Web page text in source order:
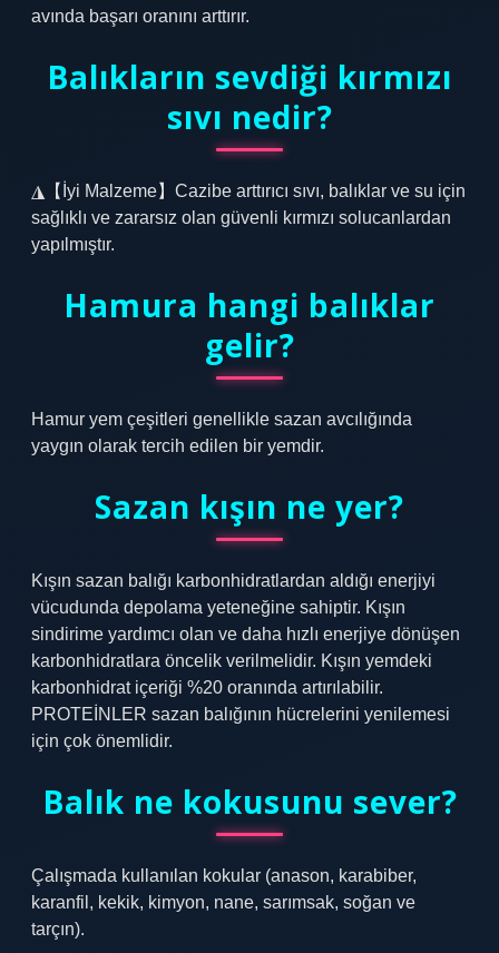
avında başarı oranını arttırır.
Balıkların sevdiği kırmızı
sıvı nedir?
◮【İyi Malzeme】Cazibe arttırıcı sıvı, balıklar ve su için
sağlıklı ve zararsız olan güvenli kırmızı solucanlardan
yapılmıştır.
Hamura hangi balıklar
gelir?
Hamur yem çeşitleri genellikle sazan avcılığında
yaygın olarak tercih edilen bir yemdir.
Sazan kışın ne yer?
Kışın sazan balığı karbonhidratlardan aldığı enerjiyi
vücudunda depolama yeteneğine sahiptir. Kışın
sindirime yardımcı olan ve daha hızlı enerjiye dönüşen
karbonhidratlara öncelik verilmelidir. Kışın yemdeki
karbonhidrat içeriği %20 oranında artırılabilir.
PROTEİNLER sazan balığının hücrelerini yenilemesi
için çok önemlidir.
Balık ne kokusunu sever?
Çalışmada kullanılan kokular (anason, karabiber,
karanfil, kekik, kimyon, nane, sarımsak, soğan ve
tarçın).